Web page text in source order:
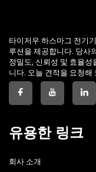
타이저우 하스마그 전기
루션을 제공합니다. 당사
정밀도, 신뢰성 및 효율성
니다. 오늘 견적을 요청해
유용한 링크
회사 소개